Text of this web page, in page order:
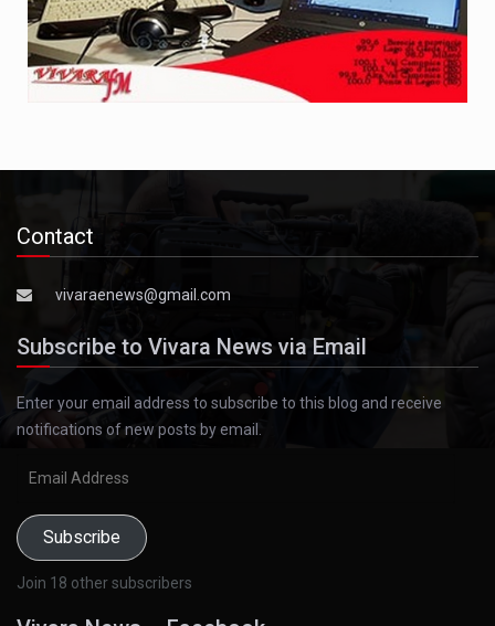
Contact
vivaraenews@gmail.com
Subscribe to Vivara News via Email
Enter your email address to subscribe to this blog and receive
notifications of new posts by email.
Subscribe
Join 18 other subscribers